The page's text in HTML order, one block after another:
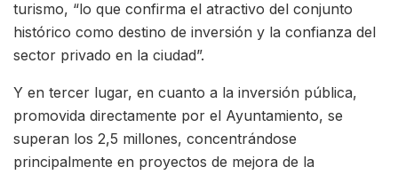
turismo, “lo que confirma el atractivo del conjunto
histórico como destino de inversión y la confianza del
sector privado en la ciudad”.
Y en tercer lugar, en cuanto a la inversión pública,
promovida directamente por el Ayuntamiento, se
superan los 2,5 millones, concentrándose
principalmente en proyectos de mejora de la